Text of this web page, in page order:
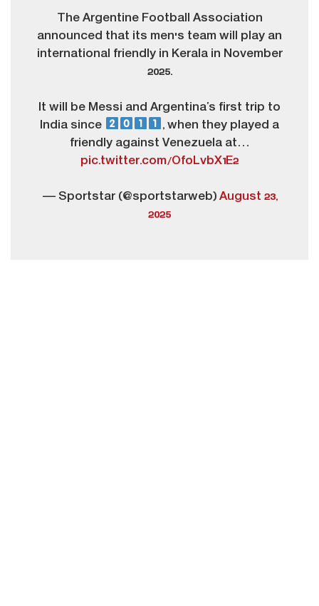
The Argentine Football Association
announced that its men's team will play an
international friendly in Kerala in November
2025.
It will be Messi and Argentina’s first trip to
India since
, when they played a
friendly against Venezuela at…
pic.twitter.com/OfoLvbX1E2
— Sportstar (@sportstarweb) August 23,
2025